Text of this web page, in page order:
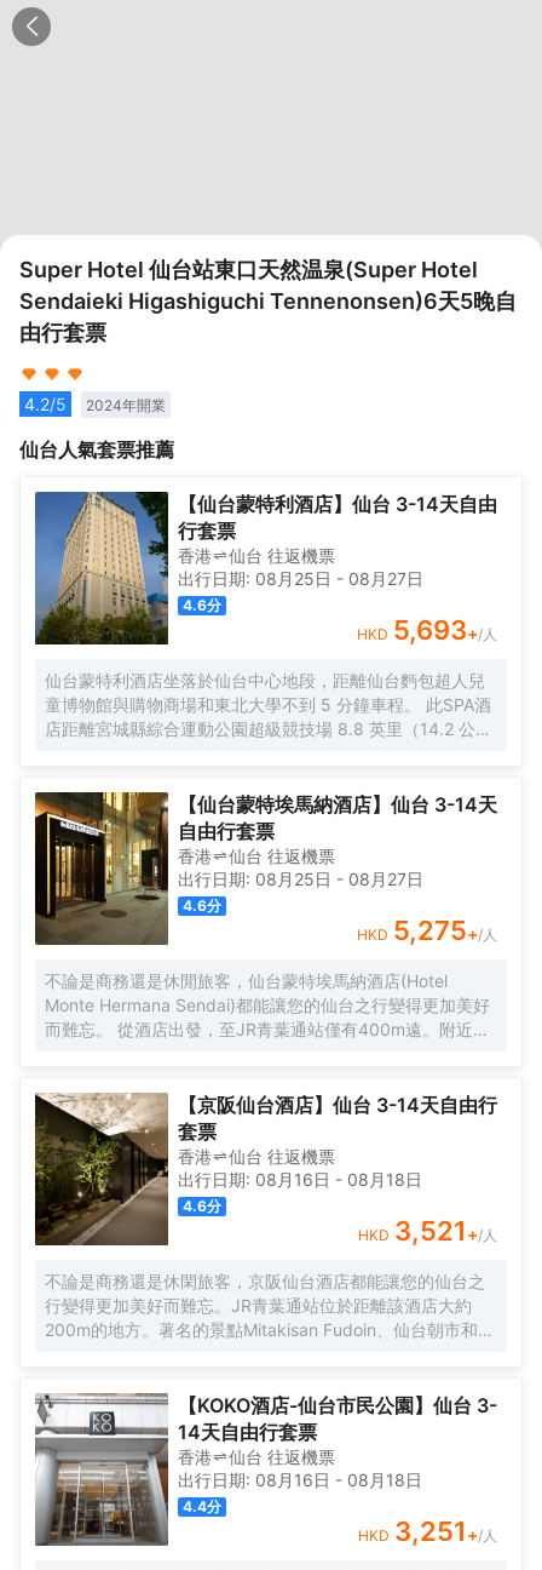
Super Hotel 仙台站東口天然温泉(Super Hotel
Sendaieki Higashiguchi Tennenonsen)6天5晚自
由行套票
4.2/5 2024年開業
仙台人氣套票推薦
【仙台蒙特利酒店】仙台 3-14天自由
行套票
香港 仙台 往返機票
出行日期: 08月25日 - 08月27日
4.6分
HKD 5,693+/人
仙台蒙特利酒店坐落於仙台中心地段，距離仙台麪包超人兒
童博物館與購物商場和東北大學不到 5 分鐘車程。 此SPA酒
店距離宮城縣綜合運動公園超級競技場 8.8 英里（14.2 公
包括免費 WiFi、婚慶服務和舞廳。 酒店設有 3 間餐廳，您不
妨去Escale享用美味的法國菜。每天 7:00 至 9:30 提供收費
的自助式早餐。 特色服務/設施包括乾洗/洗衣服務、24 小時
前台服務和行李寄存。酒店提供收費自助停車。 有 206 間空
調客房提供冰箱和迷你吧；您定能在旅途中找到家的舒適。
提供免費有線和無線上網，方便您與朋友保持聯繫；另提供
收費電影，可滿足您的娛樂需求。配備淋浴/盆浴組合的私人
浴室提供免費洗浴用品和坐浴桶。便利設施包括保險箱和書
桌。
【仙台蒙特埃馬納酒店】仙台 3-14天
自由行套票
香港 仙台 往返機票
出行日期: 08月25日 - 08月27日
4.6分
HKD 5,275+/人
不論是商務還是休閒旅客，仙台蒙特埃馬納酒店(Hotel
Monte Hermana Sendai)都能讓您的仙台之行變得更加美好
而難忘。 從酒店出發，至JR青葉通站僅有400m遠。附近很
包括宮城球場和仙台國際中心。【京阪仙台酒店】仙台 3-14天自由行
套票
香港 仙台 往返機票
出行日期: 08月16日 - 08月18日
4.6分
HKD 3,521 +/人
不論是商務還是休閑旅客，京阪仙台酒店都能讓您的仙台之
行變得更加美好而難忘。JR青葉通站位於距離該酒店大約
200m的地方。著名的景點Mitakisan Fudoin、仙台朝市和
在附近。 酒店對客房的裝飾十分考究，每間設施齊全的客房
都配備有房內保險箱和空調。有飲水需求的旅客，酒店還為
您提供了電熱水壺。除此之外浴室是您消除一天疲勞的好地
方。 酒店提供的休閑設施，旨在為旅客營造多姿多彩、奢華
完美的住宿體驗。24小時開放的前台服務可為您隨時提供訊
息，以幫助您探索這個魅力之都。
【KOKO酒店-仙台市民公園】仙台 3-
14天自由行套票
香港 仙台 往返機票
出行日期: 08月16日 - 08月18日
4.4分
HKD 3,251 +/人